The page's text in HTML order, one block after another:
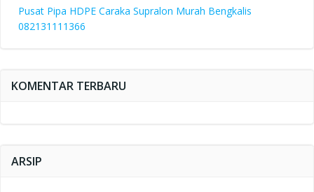
Pusat Pipa HDPE Caraka Supralon Murah Bengkalis
082131111366
KOMENTAR TERBARU
ARSIP